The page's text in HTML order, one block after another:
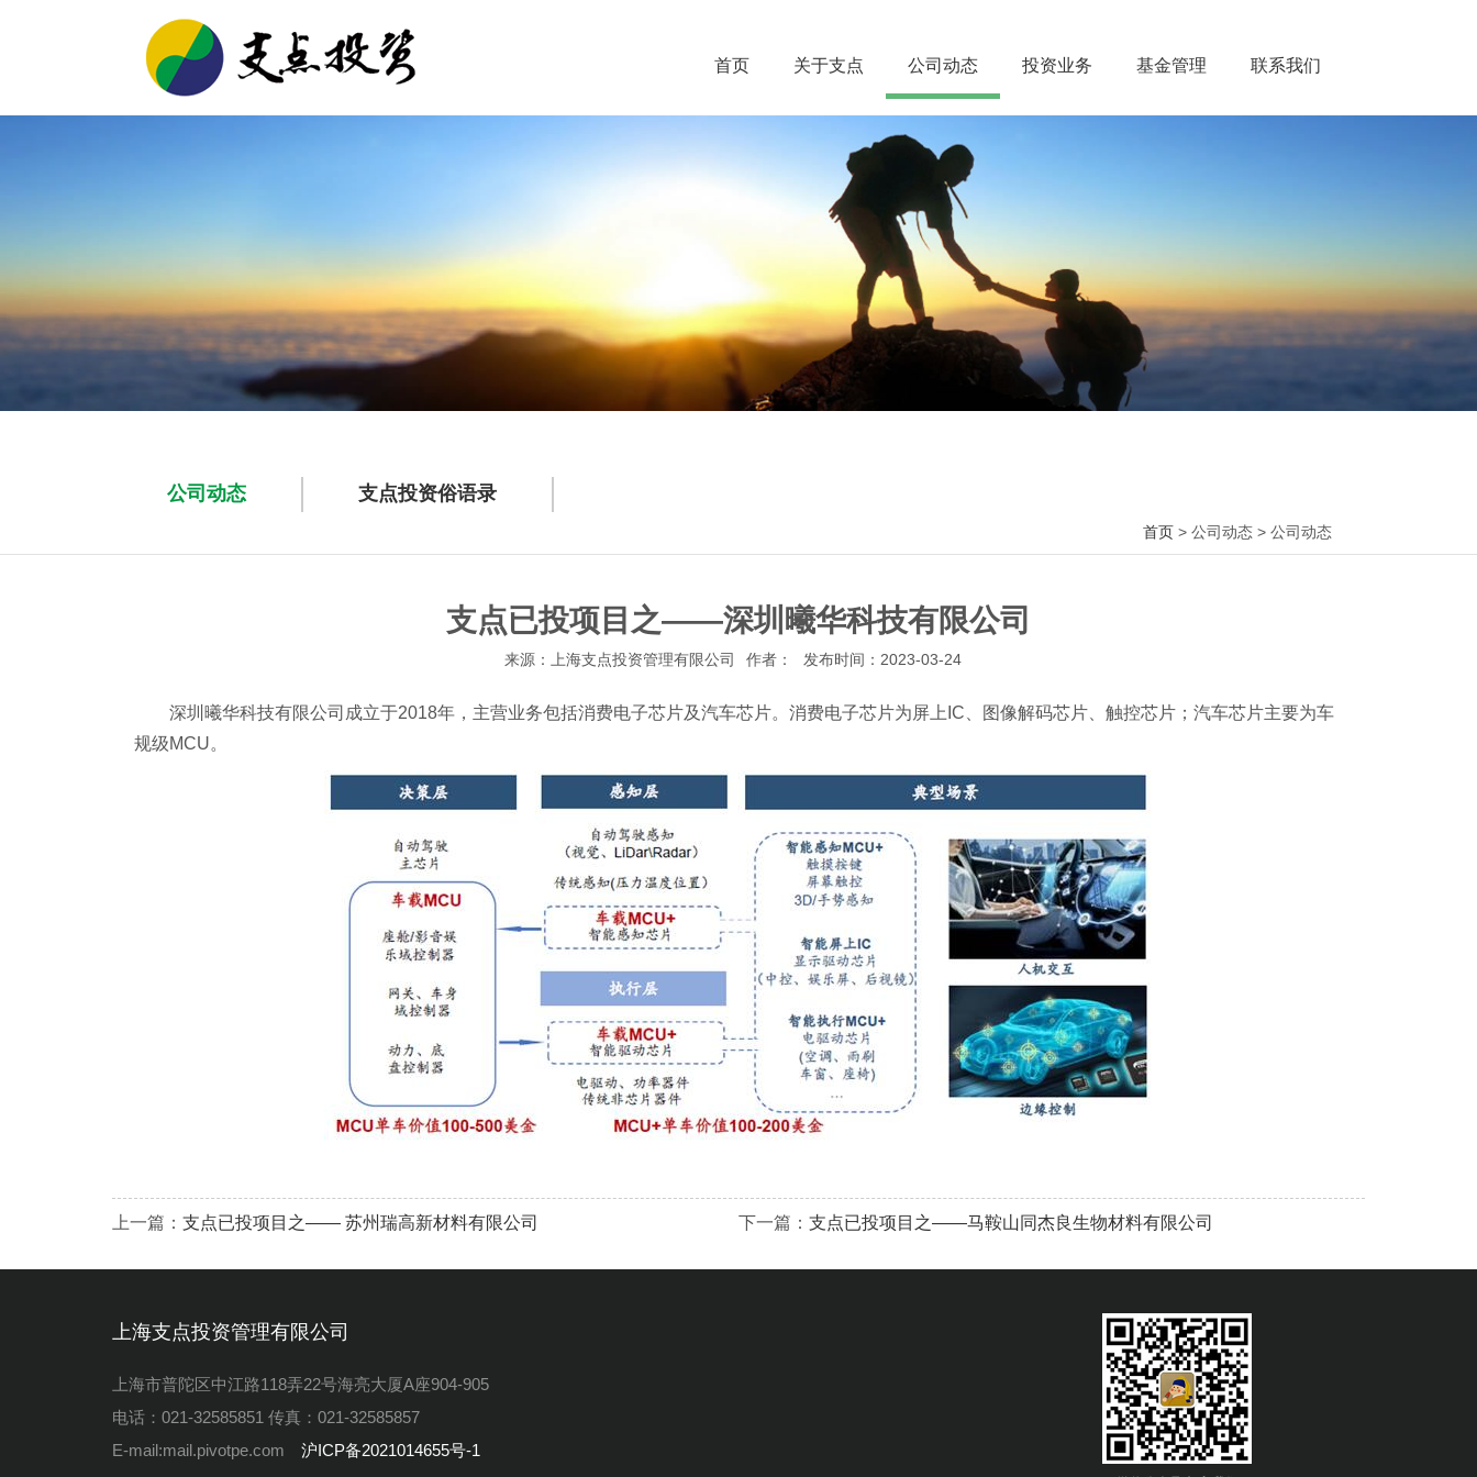
首页 关于支点 公司动态 投资业务 基金管理 联系我们
公司动态 支点投资俗语录
首页 > 公司动态 > 公司动态
支点已投项目之——深圳曦华科技有限公司
来源：上海支点投资管理有限公司 作者： 发布时间：2023-03-24
深圳曦华科技有限公司成立于2018年，主营业务包括消费电子芯片及汽车芯片。消费电子芯片为屏上IC、图像解码芯片、触控芯片；汽车芯片主要为车
规级MCU。
上一篇： 支点已投项目之—— 苏州瑞高新材料有限公司 下一篇： 支点已投项目之——马鞍山同杰良生物材料有限公司
上海支点投资管理有限公司
上海市普陀区中江路118弄22号海亮大厦A座904-905
电话：021-32585851 传真：021-32585857
E-mail:mail.pivotpe.com 沪ICP备2021014655号-1